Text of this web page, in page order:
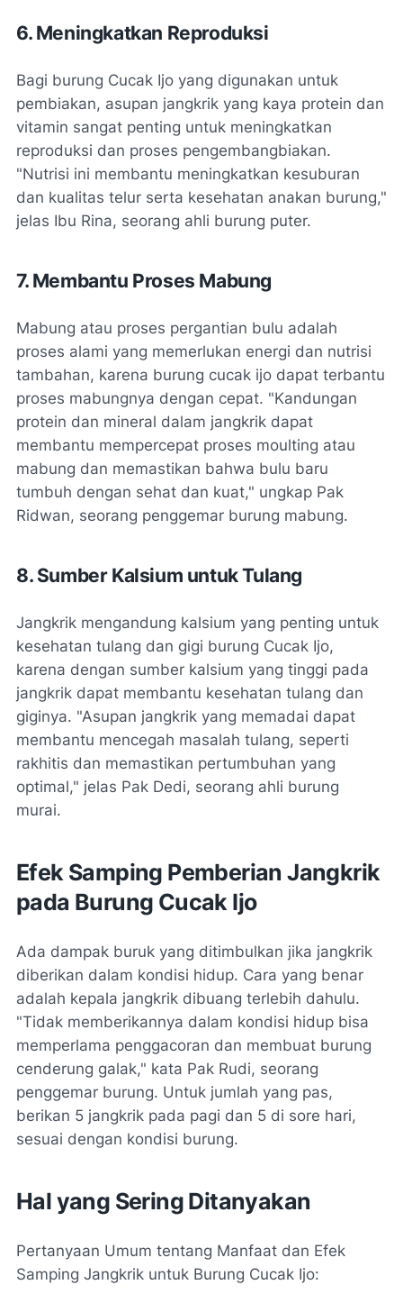
6. Meningkatkan Reproduksi
Bagi burung Cucak Ijo yang digunakan untuk
pembiakan, asupan jangkrik yang kaya protein dan
vitamin sangat penting untuk meningkatkan
reproduksi dan proses pengembangbiakan.
"Nutrisi ini membantu meningkatkan kesuburan
dan kualitas telur serta kesehatan anakan burung,"
jelas Ibu Rina, seorang ahli burung puter.
7. Membantu Proses Mabung
Mabung atau proses pergantian bulu adalah
proses alami yang memerlukan energi dan nutrisi
tambahan, karena burung cucak ijo dapat terbantu
proses mabungnya dengan cepat. "Kandungan
protein dan mineral dalam jangkrik dapat
membantu mempercepat proses moulting atau
mabung dan memastikan bahwa bulu baru
tumbuh dengan sehat dan kuat," ungkap Pak
Ridwan, seorang penggemar burung mabung.
8. Sumber Kalsium untuk Tulang
Jangkrik mengandung kalsium yang penting untuk
kesehatan tulang dan gigi burung Cucak Ijo,
karena dengan sumber kalsium yang tinggi pada
jangkrik dapat membantu kesehatan tulang dan
giginya. "Asupan jangkrik yang memadai dapat
membantu mencegah masalah tulang, seperti
rakhitis dan memastikan pertumbuhan yang
optimal," jelas Pak Dedi, seorang ahli burung
murai.
Efek Samping Pemberian Jangkrik
pada Burung Cucak Ijo
Ada dampak buruk yang ditimbulkan jika jangkrik
diberikan dalam kondisi hidup. Cara yang benar
adalah kepala jangkrik dibuang terlebih dahulu.
"Tidak memberikannya dalam kondisi hidup bisa
memperlama penggacoran dan membuat burung
cenderung galak," kata Pak Rudi, seorang
penggemar burung. Untuk jumlah yang pas,
berikan 5 jangkrik pada pagi dan 5 di sore hari,
sesuai dengan kondisi burung.
Hal yang Sering Ditanyakan
Pertanyaan Umum tentang Manfaat dan Efek
Samping Jangkrik untuk Burung Cucak Ijo: